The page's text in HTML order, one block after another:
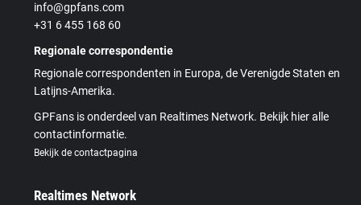
info@gpfans.com
+31 6 455 168 60
Regionale correspondentie
Regionale correspondenten in Europa, de Verenigde Staten en
Latijns-Amerika.
GPFans is onderdeel van Realtimes Network. Bekijk hier alle
contactinformatie.
Bekijk de contactpagina
Realtimes Network